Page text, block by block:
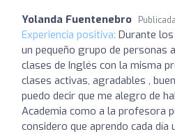
Yolanda Fuentenebro
Experiencia positiva: Durante
un pequeño grupo de personas
clases de Inglés con la misma
clases activas, agradables ,
puedo decir que me alegro de
Academia como a la profesora
considero que aprendo cada día